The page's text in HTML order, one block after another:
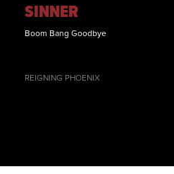
SINNER
Boom Bang Goodbye
REIGNING PHOENIX